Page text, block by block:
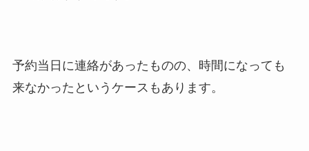
予約当日に連絡があったものの、時間になっても
来なかったというケースもあります。